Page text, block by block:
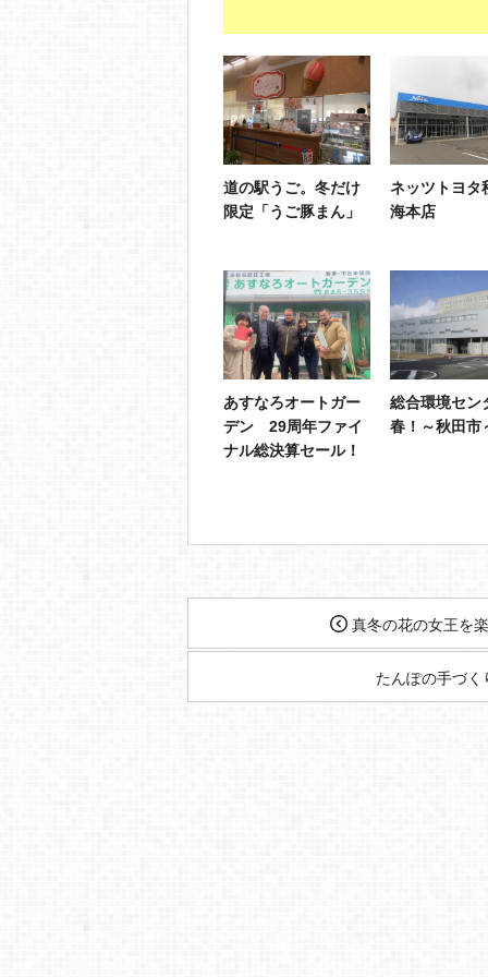
道の駅うご。冬だけ
限定「うご豚まん」
ネッツトヨタ
海本店
あすなろオートガー
デン 29周年ファイ
ナル総決算セール！
総合環境セン
春！～秋田市
真冬の花の女王を
たんぽの手づ